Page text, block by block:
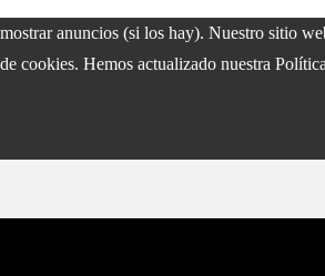
anuncios (si los hay). Nuestro sitio
Hemos actualizado nuestra